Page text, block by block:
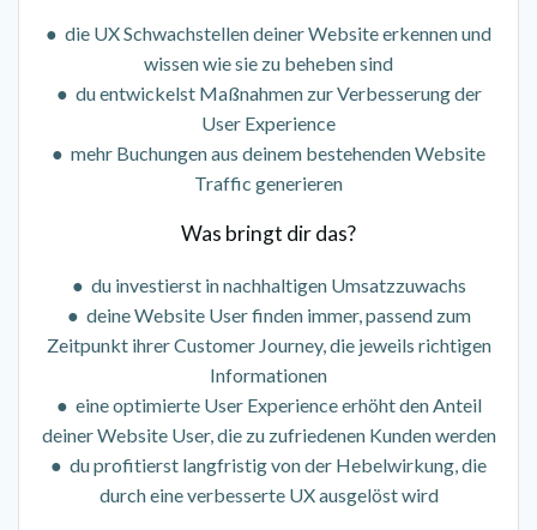
● die UX Schwachstellen deiner Website erkennen und
wissen wie sie zu beheben sind
● du entwickelst Maßnahmen zur Verbesserung der
User Experience
● mehr Buchungen aus deinem bestehenden Website
Traffic generieren
Was bringt dir das?
● du investierst in nachhaltigen Umsatzzuwachs
● deine Website User finden immer, passend zum
Zeitpunkt ihrer Customer Journey, die jeweils richtigen
Informationen
● eine optimierte User Experience erhöht den Anteil
deiner Website User, die zu zufriedenen Kunden werden
● du profitierst langfristig von der Hebelwirkung, die
durch eine verbesserte UX ausgelöst wird